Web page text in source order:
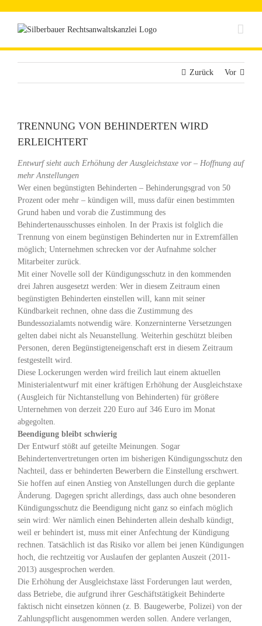
springen
Zurück Vor
TRENNUNG VON BEHINDERTEN WIRD
ERLEICHTERT
Entwurf sieht auch Erhöhung der Ausgleichstaxe vor – Hoffnung auf
mehr Anstellungen
Wer einen begünstigten Behinderten – Behinderungsgrad von 50
Prozent oder mehr – kündigen will, muss dafür einen bestimmten
Grund haben und vorab die Zustimmung des
Behindertenausschusses einholen. In der Praxis ist folglich die
Trennung von einem begünstigen Behinderten nur in Extremfällen
möglich; Unternehmen schrecken vor der Aufnahme solcher
Mitarbeiter zurück.
Mit einer Novelle soll der Kündigungsschutz in den kommenden
drei Jahren ausgesetzt werden: Wer in diesem Zeitraum einen
begünstigten Behinderten einstellen will, kann mit seiner
Kündbarkeit rechnen, ohne dass die Zustimmung des
Bundessozialamts notwendig wäre. Konzerninterne Versetzungen
gelten dabei nicht als Neuanstellung. Weiterhin geschützt bleiben
Personen, deren Begünstigteneigenschaft erst in diesem Zeitraum
festgestellt wird.
Diese Lockerungen werden wird freilich laut einem aktuellen
Ministerialentwurf mit einer kräftigen Erhöhung der Ausgleichstaxe
(Ausgleich für Nichtanstellung von Behinderten) für größere
Unternehmen von derzeit 220 Euro auf 346 Euro im Monat
abgegolten.
Beendigung bleibt schwierig
Der Entwurf stößt auf geteilte Meinungen. Sogar
Behindertenvertretungen orten im bisherigen Kündigungsschutz den
Nachteil, dass er behinderten Bewerbern die Einstellung erschwert.
Sie hoffen auf einen Anstieg von Anstellungen durch die geplante
Änderung. Dagegen spricht allerdings, dass auch ohne besonderen
Kündigungsschutz die Beendigung nicht ganz so einfach möglich
sein wird: Wer nämlich einen Behinderten allein deshalb kündigt,
weil er behindert ist, muss mit einer Anfechtung der Kündigung
rechnen. Tatsächlich ist das Risiko vor allem bei jenen Kündigungen
hoch, die rechtzeitig vor Auslaufen der geplanten Auszeit (2011-
2013) ausgesprochen werden.
Die Erhöhung der Ausgleichstaxe lässt Forderungen laut werden,
dass Betriebe, die aufgrund ihrer Geschäftstätigkeit Behinderte
faktisch nicht einsetzen können (z. B. Baugewerbe, Polizei) von der
Zahlungspflicht ausgenommen werden sollen. Andere verlangen,